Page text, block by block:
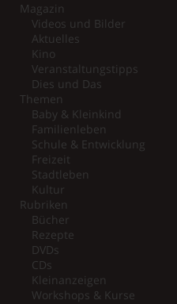
Magazin
Videos und Bilder
Aktuelles
Kino
Veranstaltungstipps
Dies und Das
Themen
Baby & Kleinkind
Familienleben
Schule & Entwicklung
Freizeit
Stadtleben
Kultur
Rubriken
Bücher
Rezepte
DVDs
CDs
Kleinanzeigen
Workshops & Kurse